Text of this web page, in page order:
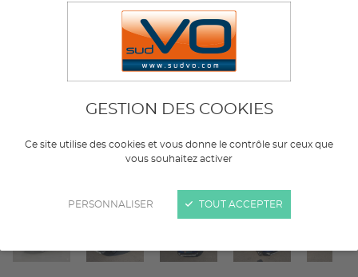
GESTION DES COOKIES
Ce site utilise des cookies et vous donne le contrôle sur ceux que
vous souhaitez activer
PERSONNALISER TOUT ACCEPTER